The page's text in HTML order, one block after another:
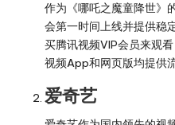
作为《哪吒之魔童降世》
会第一时间上线并提供稳
买腾讯视频VIP会员来观
视频App和网页版均提供
爱奇艺